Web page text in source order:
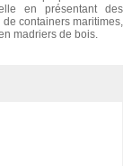
en présentant des
containers maritimes,
madriers de bois.
rêves mais vous ne
que vous renvoient